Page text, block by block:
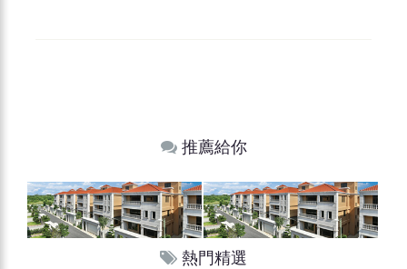
推薦給你
熱門精選